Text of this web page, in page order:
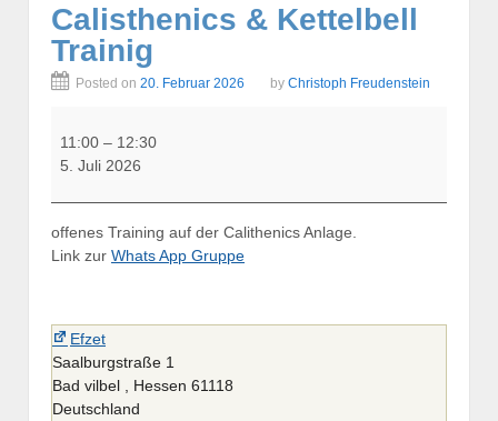
Calisthenics & Kettelbell
Trainig
Posted on 20. Februar 2026 by Christoph Freudenstein
Kettelbell
11:00 – 12:30
5. Juli 2026
offenes Training auf der Calithenics Anlage.
Link zur Whats App Gruppe
Efzet
Saalburgstraße 1
Bad vilbel
Hessen 61118
Deutschland